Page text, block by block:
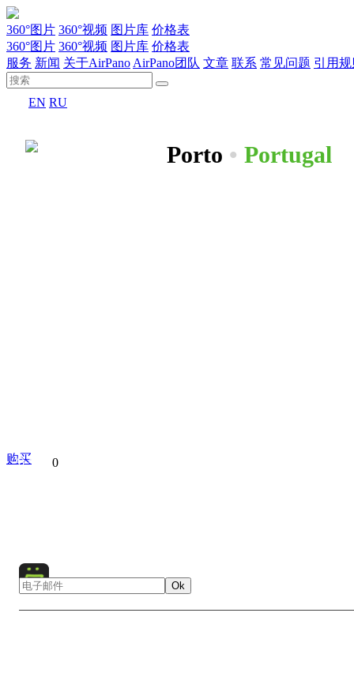
360°图片 360°视频 图片库 价格表
360°图片 360°视频 图片库 价格表
服务 新闻 关于AirPano AirPano团队 文章 联系 常见问题 引用
EN RU
Porto • Portugal
分享到 0
购买
Ok